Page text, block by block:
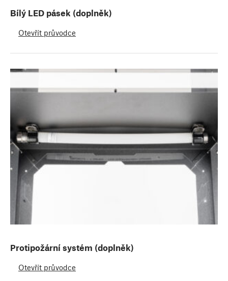
Bílý LED pásek (doplněk)
Otevřít průvodce
Protipožární systém (doplněk)
Otevřít průvodce